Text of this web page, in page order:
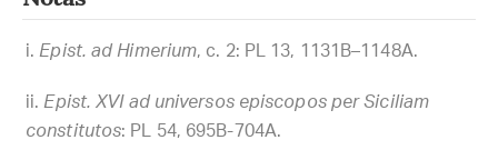
Epist. ad Himerium, c. 2: PL 13, 1131B–1148A.
Epist. XVI ad universos episcopos per Siciliam
constitutos: PL 54, 695B-704A.